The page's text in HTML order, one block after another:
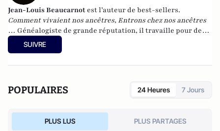
Jean-Louis Beaucarnot est l’auteur de best-sellers.
Comment vivaient nos ancêtres, Entrons chez nos ancêtres
… Généalogiste de grande réputation, il travaille pour de
nombreux médias et tient en particulier une chronique
hebdomadaire dans le
SUIVRE
POPULAIRES 24 Heures 7 Jours
PLUS LUS PLUS PARTAGES